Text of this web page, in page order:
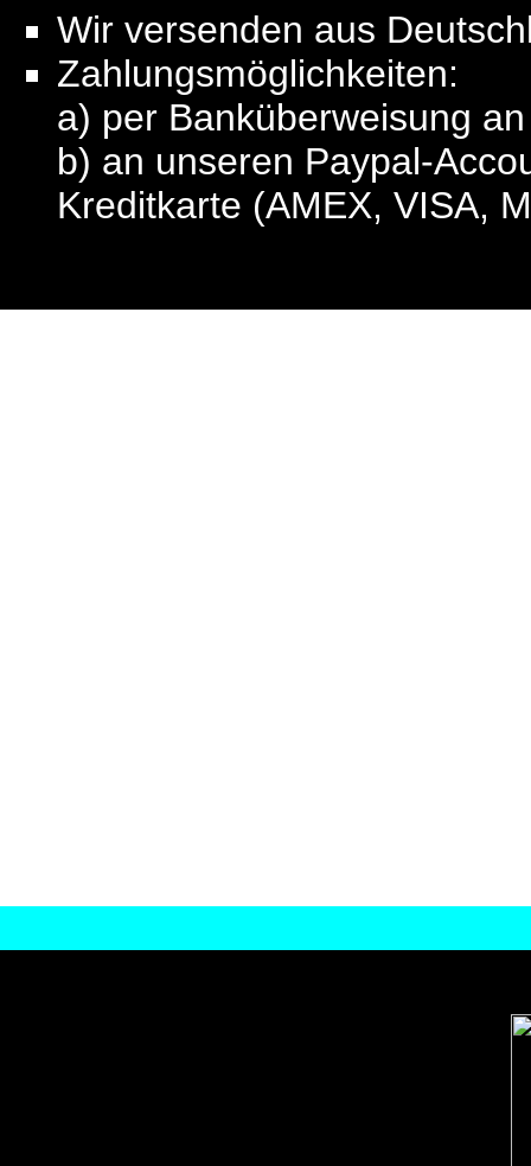
Wir versenden aus
Zahlungsmöglichkeiten:
a) per Banküberweisung
b) an unseren Paypal-
Kreditkarte (AMEX, VISA,